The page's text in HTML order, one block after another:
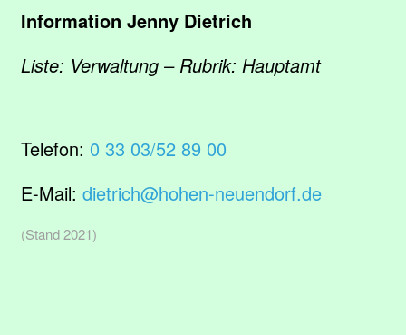
Information Jenny Dietrich
Liste: Verwaltung – Rubrik: Hauptamt
Telefon: 0 33 03/52 89 00
E-Mail: dietrich@hohen-neuendorf.de
(Stand 2021)